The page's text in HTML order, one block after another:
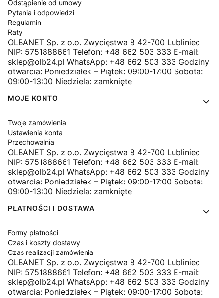
Odstąpienie od umowy
Pytania i odpowiedzi
Regulamin
Raty
OLBANET Sp. z o.o. Zwycięstwa 8 42-700 Lubliniec
NIP: 5751888661 Telefon: +48 662 503 333 E-mail:
sklep@olb24.pl WhatsApp: +48 662 503 333 Godziny
otwarcia: Poniedziałek – Piątek: 09:00-17:00 Sobota:
09:00-13:00 Niedziela: zamknięte
MOJE KONTO
Twoje zamówienia
Ustawienia konta
Przechowalnia
OLBANET Sp. z o.o. Zwycięstwa 8 42-700 Lubliniec
NIP: 5751888661 Telefon: +48 662 503 333 E-mail:
sklep@olb24.pl WhatsApp: +48 662 503 333 Godziny
otwarcia: Poniedziałek – Piątek: 09:00-17:00 Sobota:
09:00-13:00 Niedziela: zamknięte
PŁATNOŚCI I DOSTAWA
Formy płatności
Czas i koszty dostawy
Czas realizacji zamówienia
OLBANET Sp. z o.o. Zwycięstwa 8 42-700 Lubliniec
NIP: 5751888661 Telefon: +48 662 503 333 E-mail:
sklep@olb24.pl WhatsApp: +48 662 503 333 Godziny
otwarcia: Poniedziałek – Piątek: 09:00-17:00 Sobota: